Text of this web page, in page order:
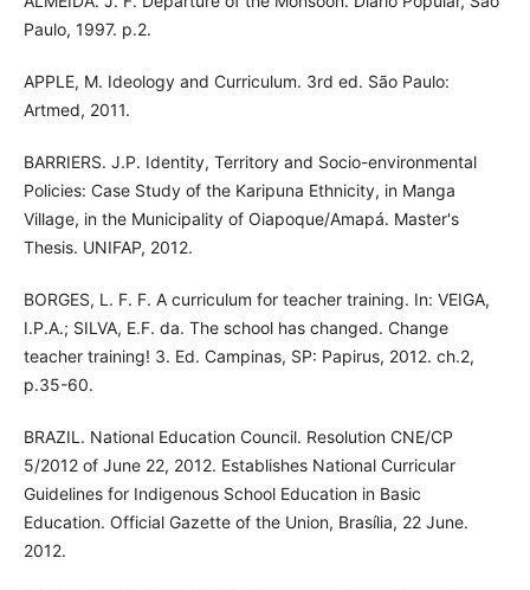
Paulo, 1997. p.2.
APPLE, M. Ideology and Curriculum. 3rd ed. São Paulo:
Artmed, 2011.
BARRIERS. J.P. Identity, Territory and Socio-environmental
Policies: Case Study of the Karipuna Ethnicity, in Manga
Village, in the Municipality of Oiapoque/Amapá. Master's
Thesis. UNIFAP, 2012.
BORGES, L. F. F. A curriculum for teacher training. In: VEIGA,
I.P.A.; SILVA, E.F. da. The school has changed. Change
teacher training! 3. Ed. Campinas, SP: Papirus, 2012. ch.2,
p.35-60.
BRAZIL. National Education Council. Resolution CNE/CP
5/2012 of June 22, 2012. Establishes National Curricular
Guidelines for Indigenous School Education in Basic
Education. Official Gazette of the Union, Brasília, 22 June.
2012.